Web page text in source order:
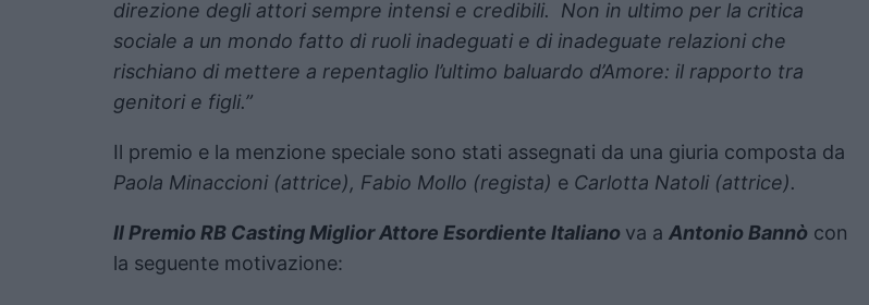
direzione degli attori sempre intensi e credibili. Non in ultimo per la critica
sociale a un mondo fatto di ruoli inadeguati e di inadeguate relazioni che
rischiano di mettere a repentaglio l’ultimo baluardo d’Amore: il rapporto tra
genitori e figli.”
Il premio e la menzione speciale sono stati assegnati da una giuria composta da
Paola Minaccioni (attrice), Fabio Mollo (regista) e Carlotta Natoli (attrice).
Il Premio RB Casting Miglior Attore Esordiente Italiano va a Antonio Bannò con
la seguente motivazione: